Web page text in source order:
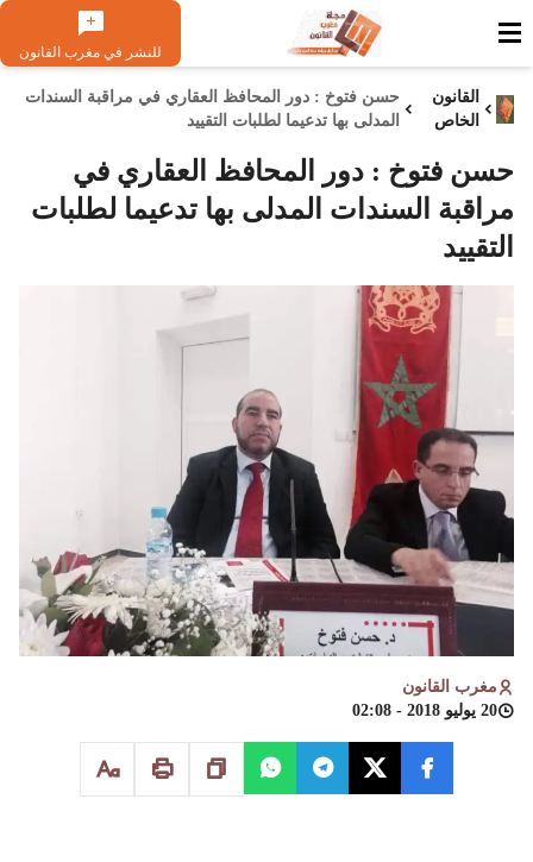
للنشر في مغرب القانون
القانون
الخاص
حسن فتوخ : دور المحافظ العقاري في مراقبة السندات
المدلى بها تدعيما لطلبات التقييد
حسن فتوخ : دور المحافظ العقاري في
مراقبة السندات المدلى بها تدعيما لطلبات
التقييد
مغرب القانون
20 يوليو 2018 - 02:08